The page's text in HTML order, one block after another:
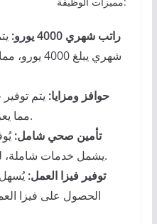
راتب شهري 4000 يورو:
شهري يبلغ
حوافز ومزايا: يتم
مما يعزز التحفيز والأداء الفعّال.
تأمين صحي شامل:
يشمل خدمات شاملة، لضمان رفاهيتهم الصحية.
توفير فيزا العمل:
الحصول على فيزا